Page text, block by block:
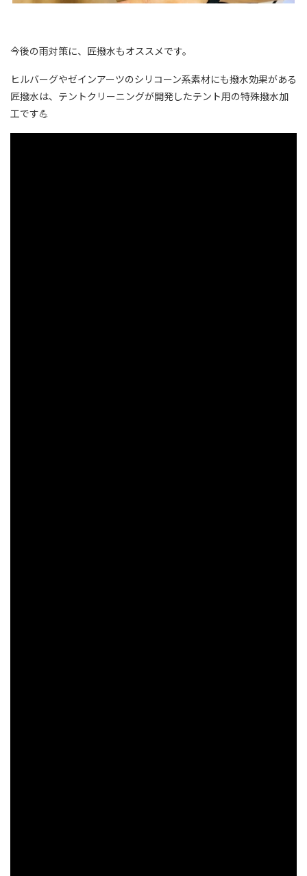
今後の雨対策に、匠撥水もオススメです。
ヒルバーグやゼインアーツのシリコーン系素材にも撥水効果がある
匠撥水は、テントクリーニングが開発したテント用の特殊撥水加
工です💪